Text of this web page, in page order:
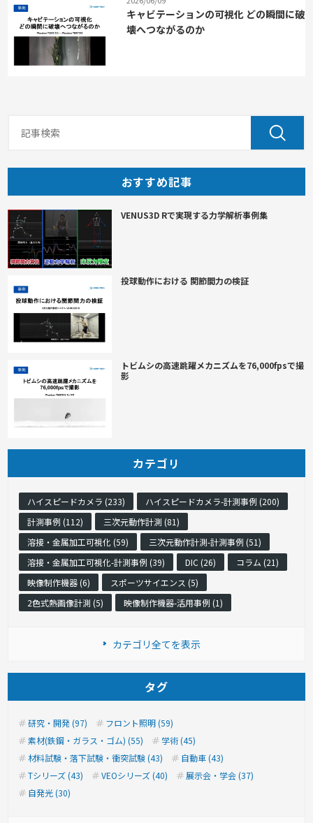
キャビテーションの可視化 どの瞬間に破
壊へつながるのか
おすすめ記事
VENUS3D Rで実現する力学解析事例集
投球動作における 関節間力の検証
トビムシの高速跳躍メカニズムを76,000fpsで撮
影
カテゴリ
ハイスピードカメラ (233)
ハイスピードカメラ-計測事例 (200)
計測事例 (112)
三次元動作計測 (81)
溶接・金属加工可視化 (59)
三次元動作計測-計測事例 (51)
溶接・金属加工可視化-計測事例 (39)
DIC (26)
コラム (21)
映像制作機器 (6)
スポーツサイエンス (5)
2色式熱画像計測 (5)
映像制作機器-活用事例 (1)
カテゴリ全てを表示
タグ
研究・開発 (97)
フロント照明 (59)
素材(鉄鋼・ガラス・ゴム) (55)
学術 (45)
材料試験・落下試験・衝突試験 (43)
自動車 (43)
Tシリーズ (43)
VEOシリーズ (40)
展示会・学会 (37)
自発光 (30)